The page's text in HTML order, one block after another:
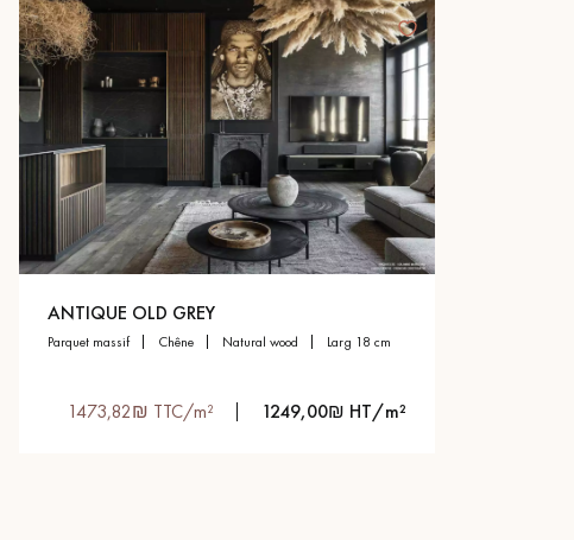
ANTIQUE OLD GREY
parquet massif chêne natural wood larg 18 cm
1473,82₪ TTC/m² 1249,00₪ HT/m²